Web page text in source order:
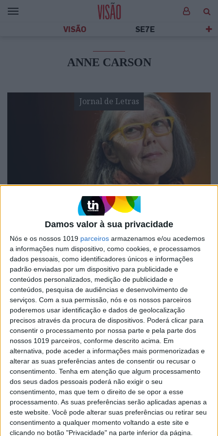
Damos valor à sua privacidade
Nós e os nossos 1019 parceiros armazenamos e/ou acedemos
a informações num dispositivo, como cookies, e processamos
dados pessoais, como identificadores únicos e informações
padrão enviadas por um dispositivo para publicidade e
conteúdos personalizados, medição de publicidade e
conteúdos, pesquisa de audiências e desenvolvimento de
serviços. Com a sua permissão, nós e os nossos parceiros
poderemos usar identificação e dados de geolocalização
precisos através da procura de dispositivos. Poderá clicar para
consentir o processamento por nossa parte e pela parte dos
nossos 1019 parceiros, conforme descrito acima. Em
alternativa, pode aceder a informações mais pormenorizadas e
alterar as suas preferências antes de consentir ou recusar o
consentimento. Tenha em atenção que algum processamento
dos seus dados pessoais poderá não exigir o seu
consentimento, mas que tem o direito de se opor a esse
processamento. As suas preferências serão aplicadas apenas a
este website. Você pode alterar suas preferências ou retirar seu
consentimento a qualquer momento voltando a este site e
clicando no botão "Privacidade" na parte inferior da página.
VISÃO SE7E
ANNE CARSON
Jornal de Letras
Anne Carson: Com que voz
Terceiro livro de Anne Carson publicado em
Portugal,"Vidro, Ironia e Deus" remete-nos para
o processo de consolidação do estilo
inconfundível da escritora canadiana
SITES DO GRUPO TRUST IN NEWS
Visão Visão Se7e